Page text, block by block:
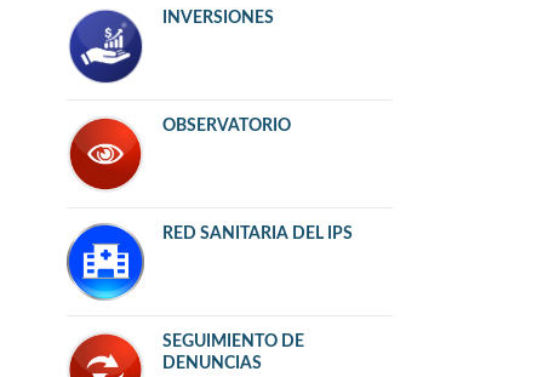
INVERSIONES
OBSERVATORIO
RED SANITARIA DEL IPS
SEGUIMIENTO DE
DENUNCIAS